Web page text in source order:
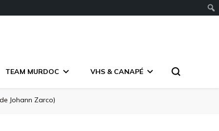
TEAM MURDOC VHS & CANAPÉ
Johann Zarco)